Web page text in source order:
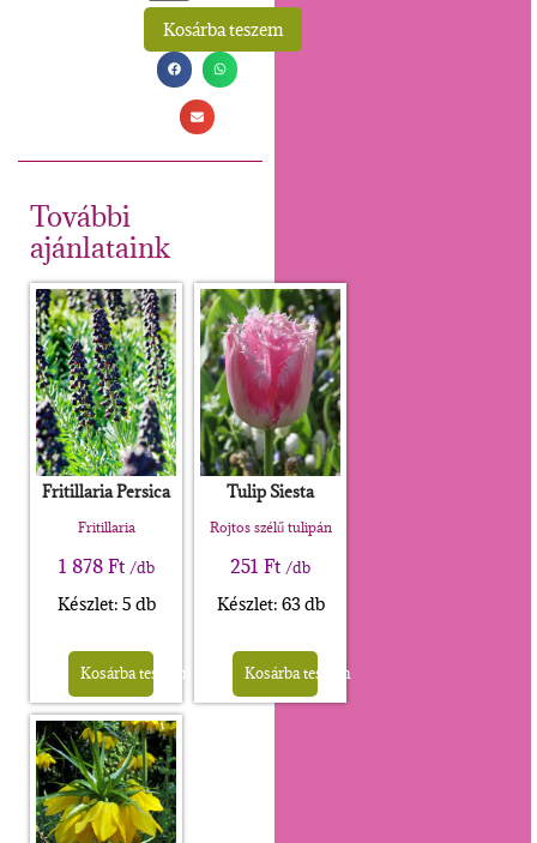
Kosárba teszem
Alternative:
További
ajánlataink
Fritillaria Persica
Fritillaria
1 878Ft /db
Készlet: 5 db
Kosárba teszem
Tulip Siesta
Rojtos szélű tulipán
251 Ft /db
Készlet: 63 db
Kosárba teszem